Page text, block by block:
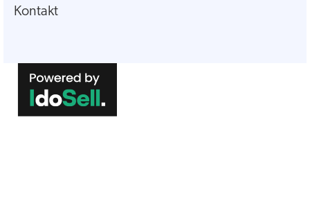
Kontakt